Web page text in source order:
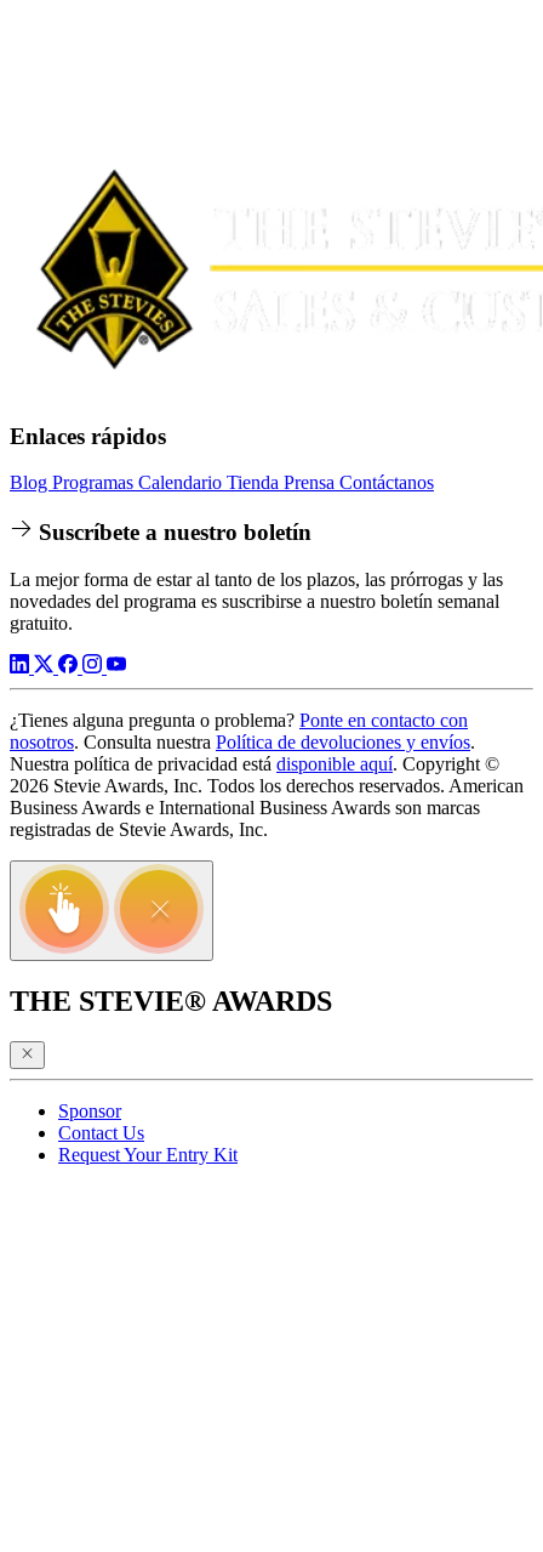
Enlaces rápidos
Blog Programas Calendario Tienda Prensa Contáctanos
Suscríbete a nuestro boletín
La mejor forma de estar al tanto de los plazos, las prórrogas y las
novedades del programa es suscribirse a nuestro boletín semanal
gratuito.
¿Tienes alguna pregunta o problema? Ponte en contacto con
nosotros. Consulta nuestra Política de devoluciones y envíos.
Nuestra política de privacidad está disponible aquí. Copyright ©
2026 Stevie Awards, Inc. Todos los derechos reservados. American
Business Awards e International Business Awards son marcas
registradas de Stevie Awards, Inc.
THE STEVIE® AWARDS
Sponsor
Contact Us
Request Your Entry Kit